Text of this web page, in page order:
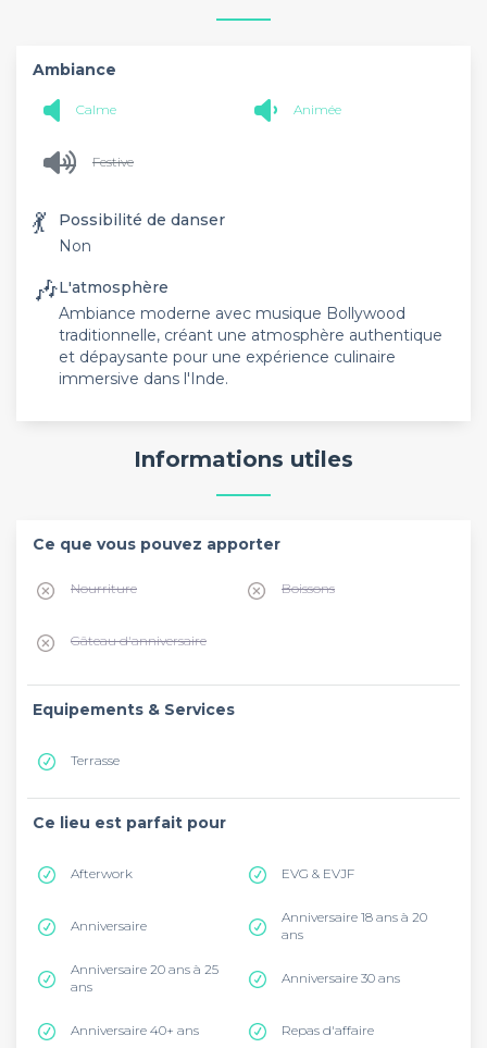
Ambiance
Calme Animée
Festive
💃
Possibilité de danser
Non
🎶L'atmosphère
Ambiance moderne avec musique Bollywood
traditionnelle, créant une atmosphère authentique
et dépaysante pour une expérience culinaire
immersive dans l'Inde.
Informations utiles
Ce que vous pouvez apporter
Nourriture Boissons
Gâteau d'anniversaire
Equipements & Services
Terrasse
Ce lieu est parfait pour
Afterwork EVG & EVJF
Anniversaire
Anniversaire 18 ans à 20
ans
Anniversaire 20 ans à 25
ans
Anniversaire 30 ans
Anniversaire 40+ ans Repas d'affaire